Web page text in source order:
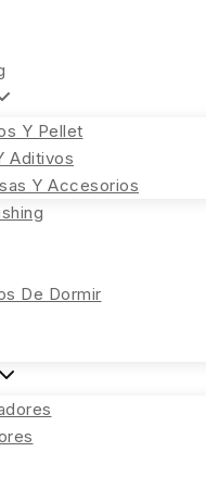
Y Pellet
Aditivos
Y Accesorios
De Dormir